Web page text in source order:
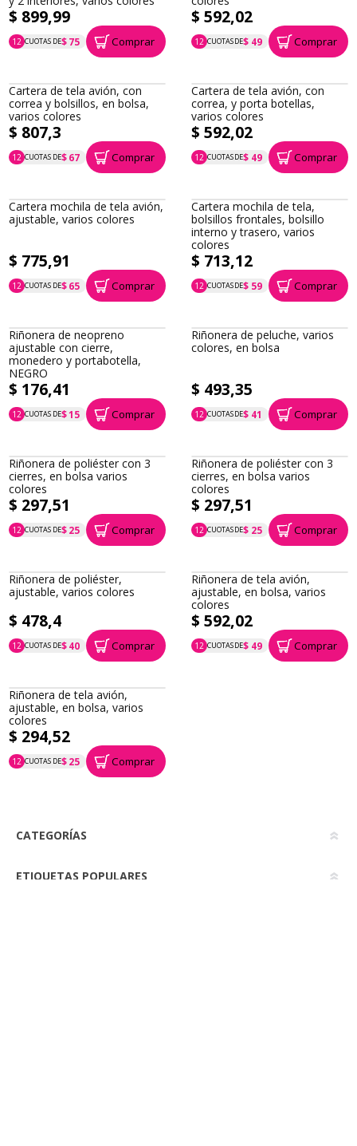
$ 899,99
12 CUOTAS DE$ 75
P.T.F. $ 900 Comprar
$ 592,02
12 CUOTAS DE$ 49
P.T.F. $ 592 Comprar
Cartera de tela avión, con
correa y bolsillos, en bolsa,
varios colores
$ 807,3
12 CUOTAS DE$ 67
P.T.F. $ 807 Comprar
Cartera de tela avión, con
correa, y porta botellas,
varios colores
$ 592,02
12 CUOTAS DE$ 49
P.T.F. $ 592 Comprar
Cartera mochila de tela avión,
ajustable, varios colores
$ 775,91
12 CUOTAS DE$ 65
P.T.F. $ 776 Comprar
Cartera mochila de tela,
bolsillos frontales, bolsillo
interno y trasero, varios
colores
$ 713,12
12 CUOTAS DE$ 59
P.T.F. $ 713 Comprar
Riñonera de neopreno
ajustable con cierre,
monedero y portabotella,
NEGRO
$ 176,41
12 CUOTAS DE$ 15
P.T.F. $ 176 Comprar
Riñonera de peluche, varios
colores, en bolsa
$ 493,35
12 CUOTAS DE$ 41
P.T.F. $ 493 Comprar
Riñonera de poliéster con 3
cierres, en bolsa varios
colores
$ 297,51
12 CUOTAS DE$ 25
P.T.F. $ 298 Comprar
Riñonera de poliéster con 3
cierres, en bolsa varios
colores
$ 297,51
12 CUOTAS DE$ 25
P.T.F. $ 298 Comprar
Riñonera de poliéster,
ajustable, varios colores
$ 478,4
12 CUOTAS DE$ 40
P.T.F. $ 478 Comprar
Riñonera de tela avión,
ajustable, en bolsa, varios
colores
$ 592,02
12 CUOTAS DE$ 49
P.T.F. $ 592 Comprar
Riñonera de tela avión,
ajustable, en bolsa, varios
colores
$ 294,52
12 CUOTAS DE$ 25
P.T.F. $ 295 Comprar
CATEGORÍAS
ETIQUETAS POPULARES